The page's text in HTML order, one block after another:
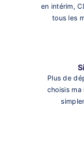
en intérim,
tous les
Plus de
choisis